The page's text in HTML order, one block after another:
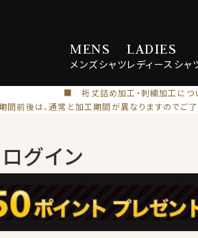
MENS
メンズシャツ
LADIES
レディース シャ
■ 裄丈詰め加工・刺繍加工に
間前後は、通常と加工期間が異なりますのでご
グイン